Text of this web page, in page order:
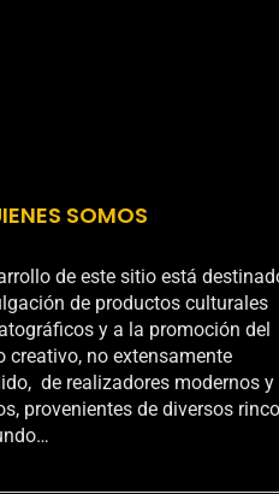
SOMOS
de este sitio está
de productos culturales
y a la promoción del
creativo, no extensamente
de realizadores modernos y
provenientes de diversos